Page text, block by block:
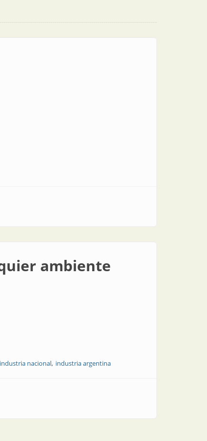
ambiente
industria nacional industria argentina